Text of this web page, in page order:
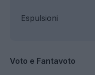
Espulsioni
Voto e Fantavoto